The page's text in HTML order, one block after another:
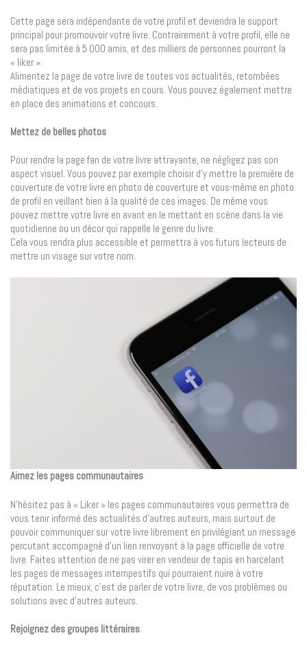
Cette page sera indépendante de votre profil et deviendra le support
principal pour promouvoir votre livre. Contrairement à votre profil, elle ne
sera pas limitée à 5 000 amis, et des milliers de personnes pourront la
« liker ».
Alimentez la page de votre livre de toutes vos actualités, retombées
médiatiques et de vos projets en cours. Vous pouvez également mettre
en place des animations et concours.
Mettez de belles photos
Pour rendre la page fan de votre livre attrayante, ne négligez pas son
aspect visuel. Vous pouvez par exemple choisir d’y mettre la première de
couverture de votre livre en photo de couverture et vous-même en photo
de profil en veillant bien à la qualité de ces images. De même vous
pouvez mettre votre livre en avant en le mettant en scène dans la vie
quotidienne ou un décor qui rappelle le genre du livre.
Cela vous rendra plus accessible et permettra à vos futurs lecteurs de
mettre un visage sur votre nom.
Aimez les pages communautaires
N’hésitez pas à « Liker » les pages communautaires vous permettra de
vous tenir informé des actualités d’autres auteurs, mais surtout de
pouvoir communiquer sur votre livre librement en privilégiant un message
percutant accompagné d’un lien renvoyant à la page officielle de votre
livre. Faites attention de ne pas virer en vendeur de tapis en harcelant
les pages de messages intempestifs qui pourraient nuire à votre
réputation. Le mieux, c’est de parler de votre livre, de vos problèmes ou
solutions avec d’autres auteurs.
Rejoignez des groupes littéraires